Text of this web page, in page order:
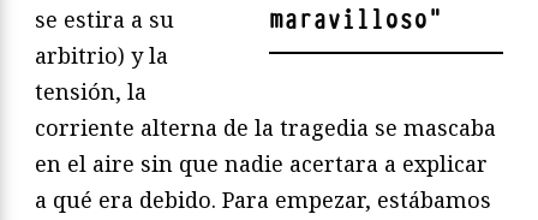
maravilloso"
se estira a su
arbitrio) y la
tensión, la
corriente alterna de la tragedia se mascaba
en el aire sin que nadie acertara a explicar
a qué era debido. Para empezar, estábamos